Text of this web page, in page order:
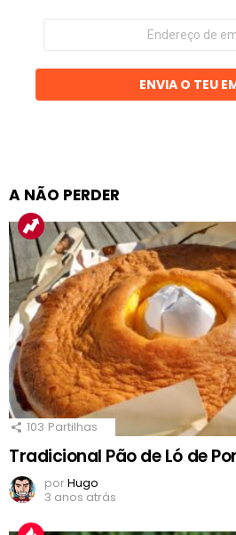
Endereço
email
ENVIA O TEU
A NÃO PERDER
103 Partilhas
Tradicional Pão de Ló de
porHugo
3 anos atrás